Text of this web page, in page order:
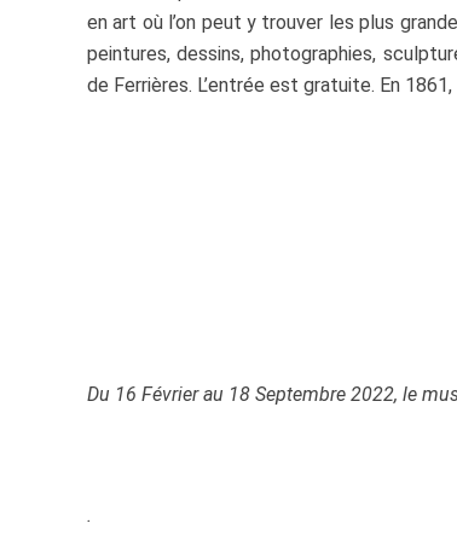
en art où l’on peut y trouver les plus
peintures, dessins, photographies,
de Ferrières. L’entrée est gratuite. En
Du 16 Février au 18 Septembre 2022, le
.